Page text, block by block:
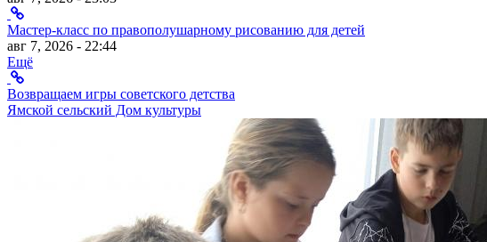
Мастер-класс по правополушарному рисованию для детей
авг 7, 2026 - 22:44
Ещё
Возвращаем игры советского детства
Ямской сельский Дом культуры